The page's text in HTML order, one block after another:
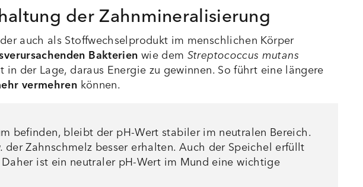
der Zahnmineralisierung
auch als Stoffwechselprodukt im menschlichen Körper
Bakterienwie dem Streptococcus mutans
der Lage, daraus Energie zu gewinnen. So führt eine längere
vermehren können.
befinden, bleibt der pH-Wert stabiler im neutralen Bereich.
Zahnschmelz besser erhalten. Auch der Speichel erfüllt
ist ein neutraler pH-Wert im Mund eine wichtige